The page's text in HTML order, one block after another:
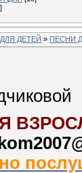
ДЕТЕЙ » ПЕСНИ